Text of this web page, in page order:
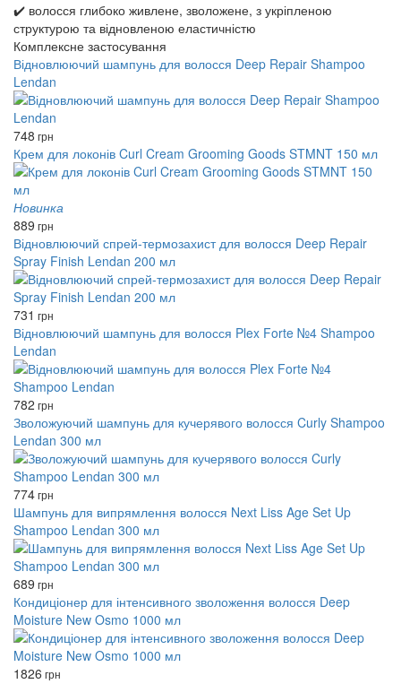
✔️ волосся глибоко живлене, зволожене, з укріпленою
структурою та відновленою еластичністю
Комплексне застосування
Відновлюючий шампунь для волосся Deep Repair Shampoo
Lendan
748 грн
Крем для локонів Curl Cream Grooming Goods STMNT 150 мл
Новинка
889 грн
Відновлюючий спрей-термозахист для волосся Deep Repair
Spray Finish Lendan 200 мл
731 грн
Відновлюючий шампунь для волосся Plex Forte №4 Shampoo
Lendan
782 грн
Зволожуючий шампунь для кучерявого волосся Curly Shampoo
Lendan 300 мл
774грн
Шампунь для випрямлення волосся Next Liss Age Set Up
Shampoo Lendan 300 мл
689 грн
Кондиціонер для інтенсивного зволоження волосся Deep
Moisture New Osmo 1000 мл
1826 грн